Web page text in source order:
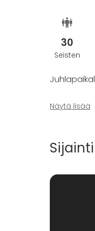
30
Seisten
-
-
Näytä lisää
Sijainti